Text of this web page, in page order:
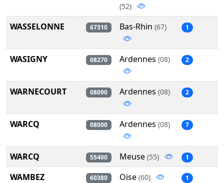
(52)
WASSELONNE 67310 Bas-Rhin (67) 1
WASIGNY 08270 Ardennes (08) 2
WARNECOURT 08090 Ardennes (08) 2
WARCQ 08000 Ardennes (08) 7
WARCQ 55400 Meuse (55) 1
WAMBEZ 60380 Oise (60) 1